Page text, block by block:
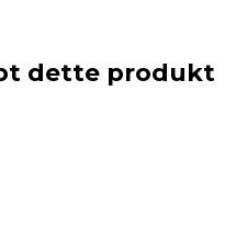
dette produkt